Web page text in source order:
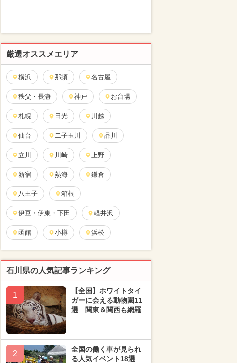
厳選オススメエリア
横浜 那須 名古屋
秩父・長瀞 神戸 お台場
札幌 日光 川越
仙台 二子玉川 品川
立川 川崎 上野
新宿 熱海 鎌倉
八王子 箱根
伊豆・伊東・下田 軽井沢
函館 小樽 浜松
石川県の人気記事ランキング
1
【全国】ホワイトタイ
ガーに会える動物園11
選 関東＆関西も網羅
2
全国の働く車が見られ
る人気イベント18選